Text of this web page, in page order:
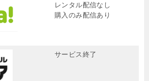
レンタル配信なし
購入のみ配信あり
サービス終了